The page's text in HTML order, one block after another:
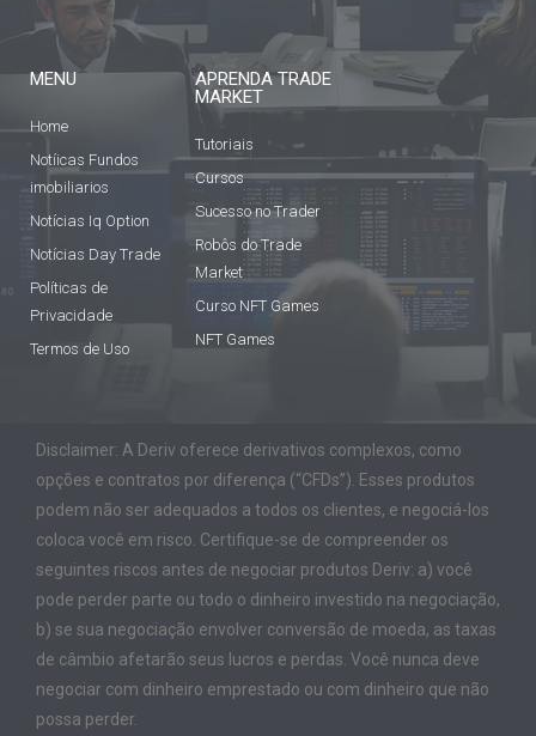
MENU
Home
Notíicas Fundos
imobiliarios
Notícias Iq Option
Notícias Day Trade
Políticas de
Privacidade
Termos de Uso
APRENDA TRADE
MARKET
Tutoriais
Cursos
Sucesso no Trader
Robôs do Trade
Market
Curso NFT Games
NFT Games
Disclaimer: A Deriv oferece derivativos complexos, como
opções e contratos por diferença (“CFDs”). Esses produtos
podem não ser adequados a todos os clientes, e negociá-los
coloca você em risco. Certifique-se de compreender os
seguintes riscos antes de negociar produtos Deriv: a) você
pode perder parte ou todo o dinheiro investido na negociação,
b) se sua negociação envolver conversão de moeda, as taxas
de câmbio afetarão seus lucros e perdas. Você nunca deve
negociar com dinheiro emprestado ou com dinheiro que não
possa perder.